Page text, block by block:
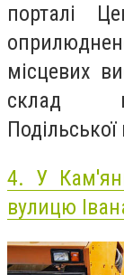
порталі
місцевих
склад
4. У
вулицю